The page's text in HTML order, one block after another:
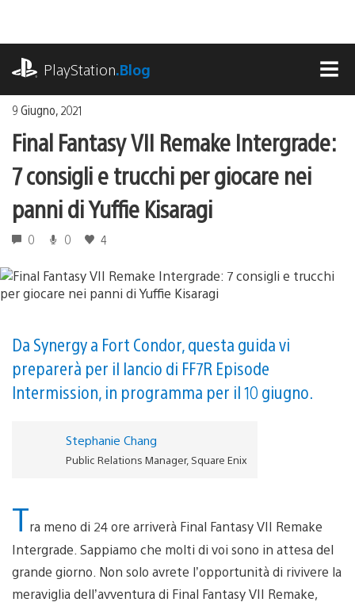
contenuto
PlayStation.Blog
9 Giugno, 2021
Final Fantasy VII Remake Intergrade:
7 consigli e trucchi per giocare nei
panni di Yuffie Kisaragi
0 0 4
Da Synergy a Fort Condor, questa guida vi
preparerà per il lancio di FF7R Episode
Intermission, in programma per il 10 giugno.
Stephanie Chang
Public Relations Manager, Square Enix
Tra meno di 24 ore arriverà Final Fantasy VII Remake
Intergrade. Sappiamo che molti di voi sono in attesa del
grande giorno. Non solo avrete l’opportunità di rivivere la
meraviglia dell’avventura di Final Fantasy VII Remake,